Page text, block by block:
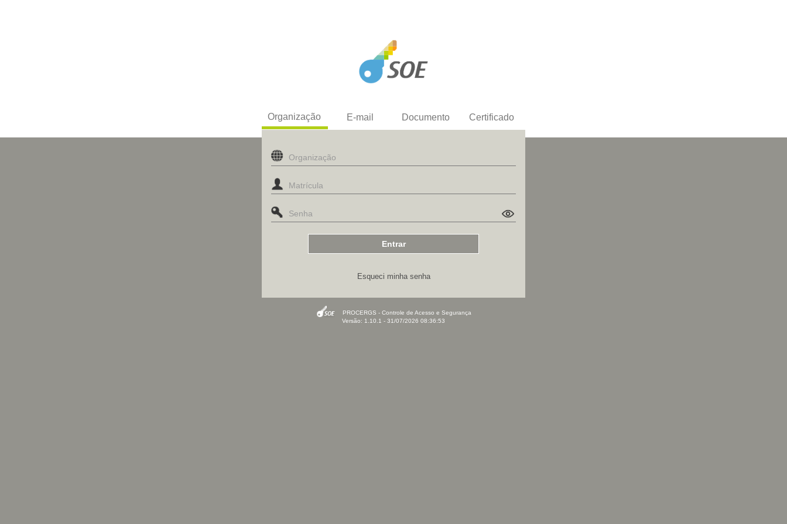
Organização E-mail Documento Certificado
Esqueci minha senha
PROCERGS - Controle de Acesso e Segurança
Versão: 1.10.1 - 31/07/2026 08:36:53